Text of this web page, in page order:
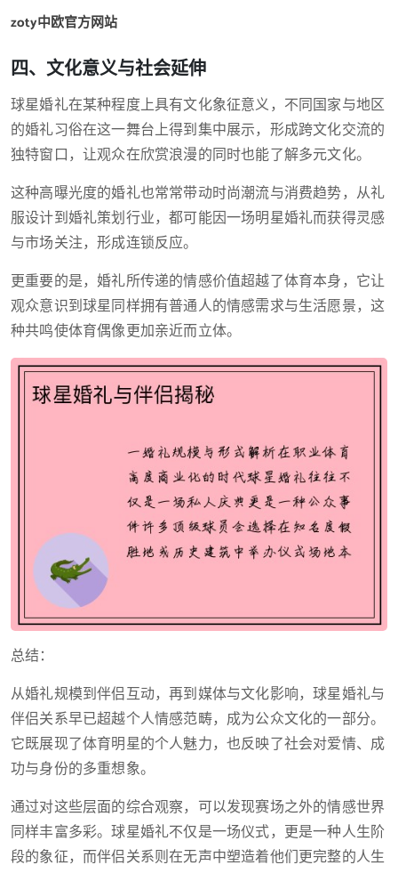
zoty中欧官方网站
四、文化意义与社会延伸
球星婚礼在某种程度上具有文化象征意义，不同国家与地区
的婚礼习俗在这一舞台上得到集中展示，形成跨文化交流的
独特窗口，让观众在欣赏浪漫的同时也能了解多元文化。
这种高曝光度的婚礼也常常带动时尚潮流与消费趋势，从礼
服设计到婚礼策划行业，都可能因一场明星婚礼而获得灵感
与市场关注，形成连锁反应。
更重要的是，婚礼所传递的情感价值超越了体育本身，它让
观众意识到球星同样拥有普通人的情感需求与生活愿景，这
种共鸣使体育偶像更加亲近而立体。
总结：
从婚礼规模到伴侣互动，再到媒体与文化影响，球星婚礼与
伴侣关系早已超越个人情感范畴，成为公众文化的一部分。
它既展现了体育明星的个人魅力，也反映了社会对爱情、成
功与身份的多重想象。
通过对这些层面的综合观察，可以发现赛场之外的情感世界
同样丰富多彩。球星婚礼不仅是一场仪式，更是一种人生阶
段的象征，而伴侣关系则在无声中塑造着他们更完整的人生